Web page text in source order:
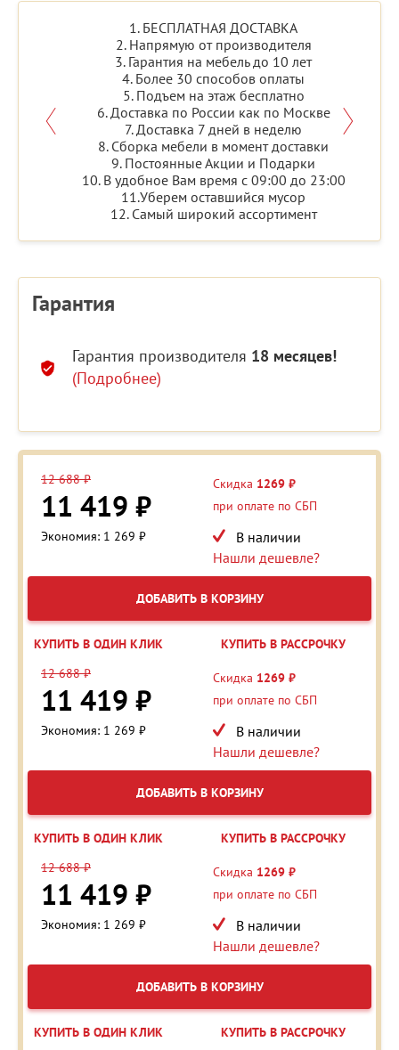
1. БЕСПЛАТНАЯ ДОСТАВКА
2. Напрямую от производителя
3. Гарантия на мебель до 10 лет
4. Более 30 способов оплаты
5. Подъем на этаж бесплатно
6. Доставка по России как по Москве
7. Доставка 7 дней в неделю
8. Сборка мебели в момент доставки
9. Постоянные Акции и Подарки
10. В удобное Вам время с 09:00 до 23:00
11.Уберем оставшийся мусор
12. Самый широкий ассортимент
Гарантия
Гарантия производителя 18 месяцев!
(Подробнее)
12 688 ₽
11 419 ₽
Экономия: 1 269 ₽
Скидка 1269 ₽
при оплате по СБП
В наличии
Нашли дешевле?
ДОБАВИТЬ В КОРЗИНУ
КУПИТЬ В ОДИН КЛИК
КУПИТЬ В РАССРОЧКУ
12 688 ₽
11 419 ₽
Экономия: 1 269 ₽
Скидка 1269 ₽
при оплате по СБП
В наличии
Нашли дешевле?
ДОБАВИТЬ В КОРЗИНУ
КУПИТЬ В ОДИН КЛИК
КУПИТЬ В РАССРОЧКУ
12 688 ₽
11 419 ₽
Экономия: 1 269 ₽
Скидка 1269 ₽
при оплате по СБП
В наличии
Нашли дешевле?
ДОБАВИТЬ В КОРЗИНУ
КУПИТЬ В ОДИН КЛИК КУПИТЬ В РАССРОЧКУ